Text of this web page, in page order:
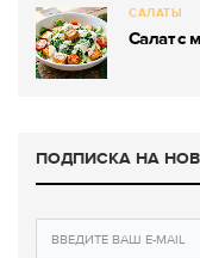
САЛАТЫ
Салат с
ПОДПИСКА НА